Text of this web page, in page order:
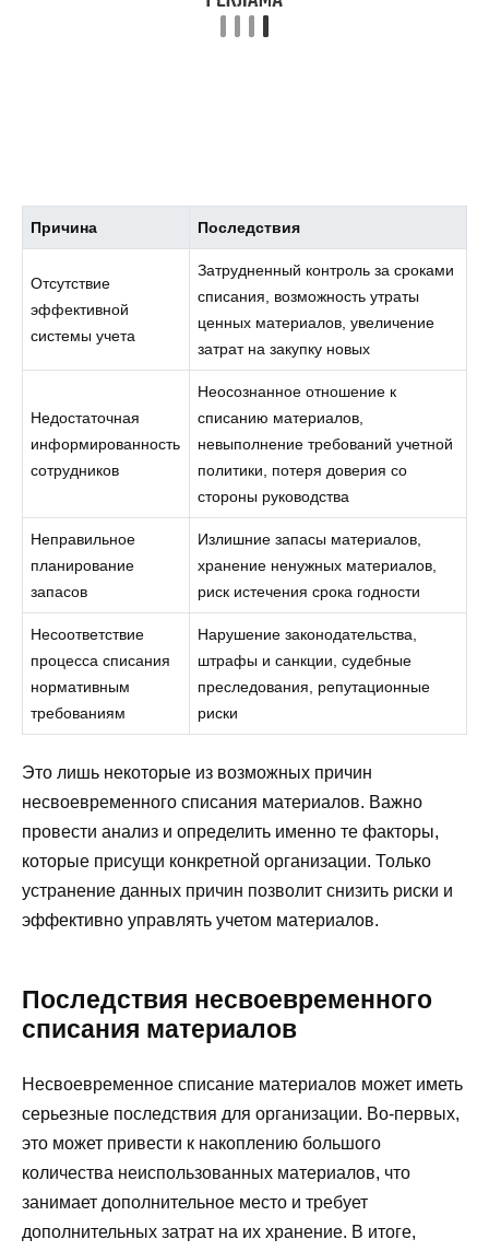
Причина Последствия
Отсутствие
эффективной
системы учета
Затрудненный контроль за сроками
списания, возможность утраты
ценных материалов, увеличение
затрат на закупку новых
Недостаточная
информированность
сотрудников
Неосознанное отношение к
списанию материалов,
невыполнение требований учетной
политики, потеря доверия со
стороны руководства
Неправильное
планирование
запасов
Излишние запасы материалов,
хранение ненужных материалов,
риск истечения срока годности
Несоответствие
процесса списания
нормативным
требованиям
Нарушение законодательства,
штрафы и санкции, судебные
преследования, репутационные
риски
Это лишь некоторые из возможных причин
несвоевременного списания материалов. Важно
провести анализ и определить именно те факторы,
которые присущи конкретной организации. Только
устранение данных причин позволит снизить риски и
эффективно управлять учетом материалов.
Последствия несвоевременного
списания материалов
Несвоевременное списание материалов может иметь
серьезные последствия для организации. Во-первых,
это может привести к накоплению большого
количества неиспользованных материалов, что
занимает дополнительное место и требует
дополнительных затрат на их хранение. В итоге,